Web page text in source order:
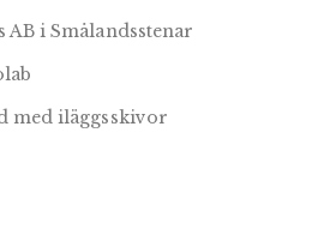
i Smålandsstenar
med iläggsskivor